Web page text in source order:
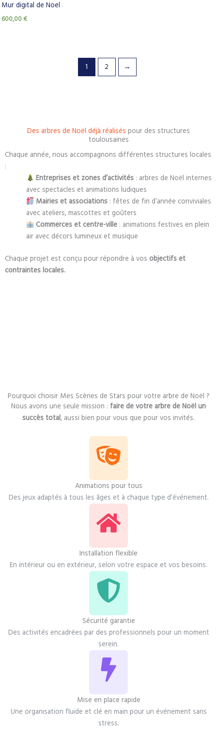
Mur digital de Noel
600,00€
1 2 →
Des arbres de Noël déjà réalisés pour des structures
toulousaines
Chaque année, nous accompagnons différentes structures locales
:
Entreprises et zones d’activités : arbres de Noël internes
avec spectacles et animations ludiques
Mairies et associations : fêtes de fin d’année conviviales
avec ateliers, mascottes et goûters
Commerces et centre-ville : animations festives en plein
air avec décors lumineux et musique
Chaque projet est conçu pour répondre à vos objectifs et
contraintes locales.
Pourquoi choisir Mes Scènes de Stars pour votre arbre de Noël ?
Nous avons une seule mission : faire de votre arbre de Noël un
succès total, aussi bien pour vous que pour vos invités.
Animations pour tous
Des jeux adaptés à tous les âges et à chaque type d’événement.
Installation flexible
En intérieur ou en extérieur, selon votre espace et vos besoins.
Sécurité garantie
Des activités encadrées par des professionnels pour un moment
serein.
Mise en place rapide
Une organisation fluide et clé en main pour un événement sans
stress.